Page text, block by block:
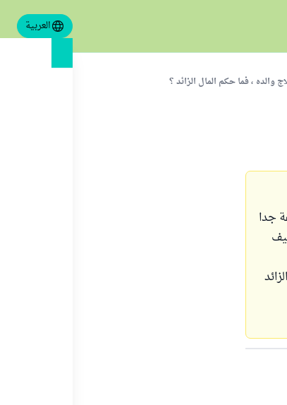
العربية
والده ، فما حكم المال الزائد ؟
جدا